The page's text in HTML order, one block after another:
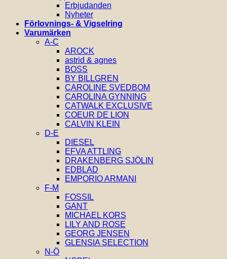
Erbjudanden
Nyheter
Förlovnings- & Vigselring
Varumärken
A-C
AROCK
astrid & agnes
BOSS
BY BILLGREN
CAROLINE SVEDBOM
CAROLINA GYNNING
CATWALK EXCLUSIVE
COEUR DE LION
CALVIN KLEIN
D-E
DIESEL
EFVA ATTLING
DRAKENBERG SJÖLIN
EDBLAD
EMPORIO ARMANI
F-M
FOSSIL
GANT
MICHAEL KORS
LILY AND ROSE
GEORG JENSEN
GLENSIA SELECTION
N-Ö